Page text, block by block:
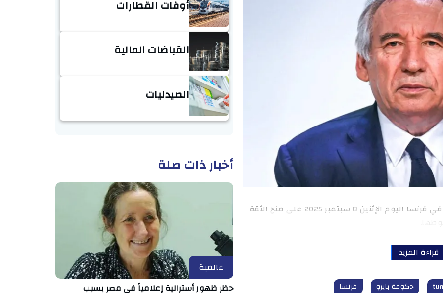
عالمية: تصوّت الجمعية الوطنية (البرلمان) في فرنسا اليوم الإثنين 8 سبتمبر 2025 على منح الثقة
قراءة المزيد
حكومة بايرو فرنسا
أوقات القطارات
القباضات المالية
الصيدليات
أخبار ذات صلة
عالمية
حظر ظهور أسترالية إعلامياً في مصر بسبب